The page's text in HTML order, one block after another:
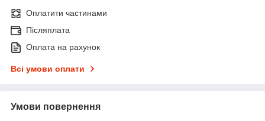
Оплатити частинами
Післяплата
Оплата на рахунок
Всі умови оплати
Умови повернення